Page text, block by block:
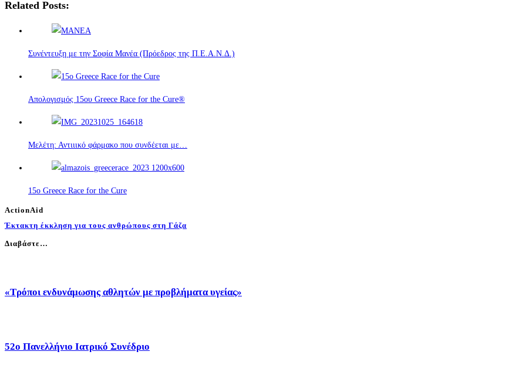
Related Posts:
Συνέντευξη με την Σοφία Μανέα (Πρόεδρος της Π.Ε.Α.Ν.Δ.)
Απολογισμός 15ου Greece Race for the Cure®
Μελέτη: Αντιιικό φάρμακο που συνδέεται με…
15o Greece Race for the Cure
ActionAid
Έκτακτη έκκληση για τους ανθρώπους στη Γάζα
Διαβάστε…
«Τρόποι ενδυνάμωσης αθλητών με προβλήματα υγείας»
52o Πανελλήνιο Ιατρικό Συνέδριο